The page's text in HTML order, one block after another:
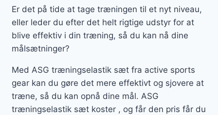
Er det på tide at tage træningen til et nyt niveau,
eller leder du efter det helt rigtige udstyr for at
blive effektiv i din træning, så du kan nå dine
målsætninger?
Med ASG træningselastik sæt fra active sports
gear kan du gøre det mere effektivt og sjovere at
træne, så du kan opnå dine mål. ASG
træningselastik sæt koster , og får den pris får du